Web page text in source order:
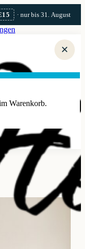
· nur bis 31. August
Warenkorb.
×